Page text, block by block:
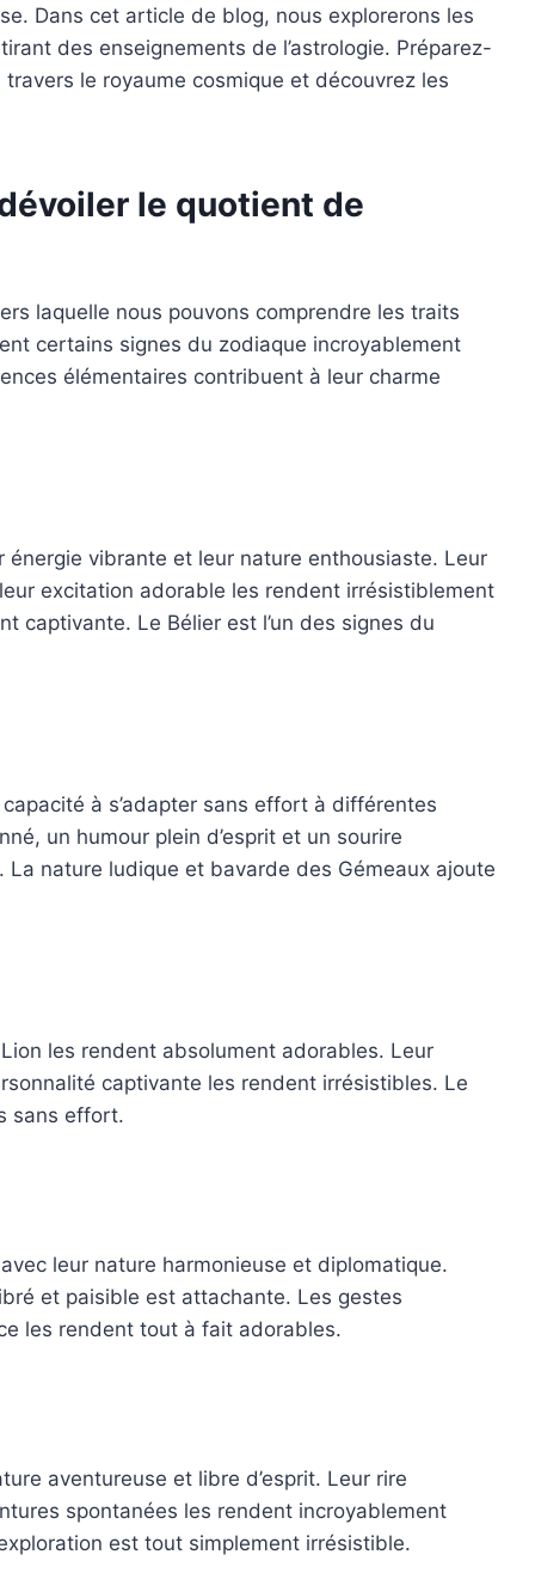
Dans cet article de blog, nous explorerons les
des enseignements de l’astrologie. Préparez-
le royaume cosmique et découvrez les
le quotient de
laquelle nous pouvons comprendre les traits
certains signes du zodiaque incroyablement
élémentaires contribuent à leur charme
vibrante et leur nature enthousiaste. Leur
excitation adorable les rendent irrésistiblement
captivante. Le Bélier est l’un des signes du
à s’adapter sans effort à différentes
un humour plein d’esprit et un sourire
La nature ludique et bavarde des Gémeaux ajoute
les rendent absolument adorables. Leur
captivante les rendent irrésistibles. Le
sans effort.
leur nature harmonieuse et diplomatique.
et paisible est attachante. Les gestes
les rendent tout à fait adorables.
aventureuse et libre d’esprit. Leur rire
spontanées les rendent incroyablement
est tout simplement irrésistible.